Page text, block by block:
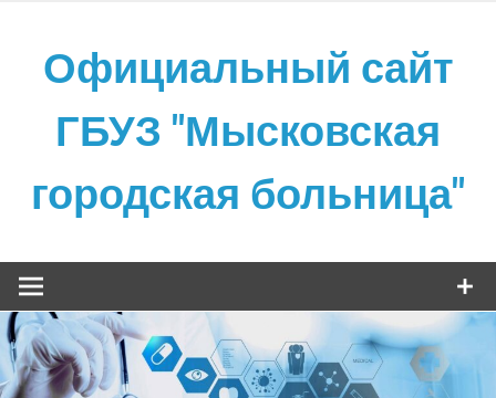
contentОфициальный сайт
ГБУЗ "Мысковская
городская больница"
больница"